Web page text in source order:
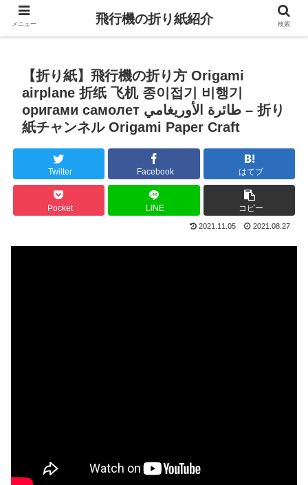
【折り紙】飛行機の折り方 Origami
airplane 折纸 飞机 종이접기 비행기
оригами самолет طائرة الأوريغامي – 折り
紙チャンネル Origami Paper Craft
Twitter Facebook はてブ
Pocket LINE コピー
2021.11.05 2021.08.27
メニュー 飛行機の折り紙紹介 検索